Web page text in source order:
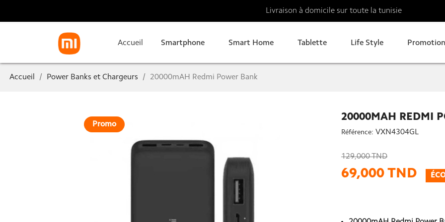
Livraison à domicile sur toute la tunisie
Accueil Smartphone Smart Home Tablette Life Style
Accueil Power Banks et Chargeurs 20000mAH Redmi Power Bank
Promo
20000MAH REDMI
Référence: VXN4304GL
129,000 TND
69,000 TND